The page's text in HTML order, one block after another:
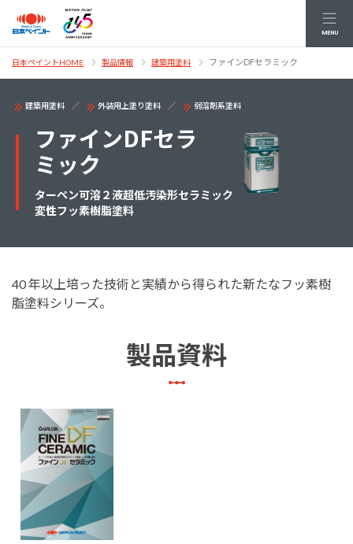
MENU
日本ペイントHOME 製品情報 建築用塗料 ファインDFセラミック
建築用塗料 外装用上塗り塗料 弱溶剤系塗料
ファインDFセラ
ミック
ターペン可溶２液超低汚染形セラミック
変性フッ素樹脂塗料
40 年以上培った技術と実績から得られた新たなフッ素樹
脂塗料シリーズ。
製品資料